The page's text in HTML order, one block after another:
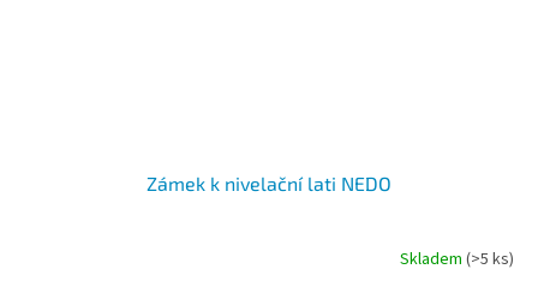
Zámek k nivelační lati NEDO
Skladem (>5 ks)